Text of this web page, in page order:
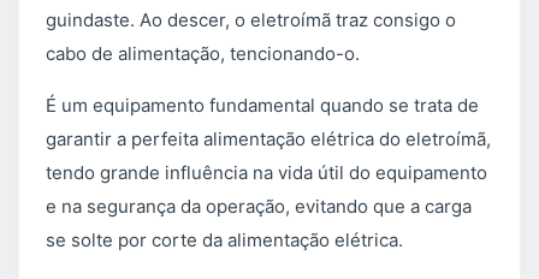
guindaste. Ao descer, o eletroímã traz consigo o
cabo de alimentação, tencionando-o.
É um equipamento fundamental quando se trata de
garantir a perfeita alimentação elétrica do eletroímã,
tendo grande influência na vida útil do equipamento
e na segurança da operação, evitando que a carga
se solte por corte da alimentação elétrica.